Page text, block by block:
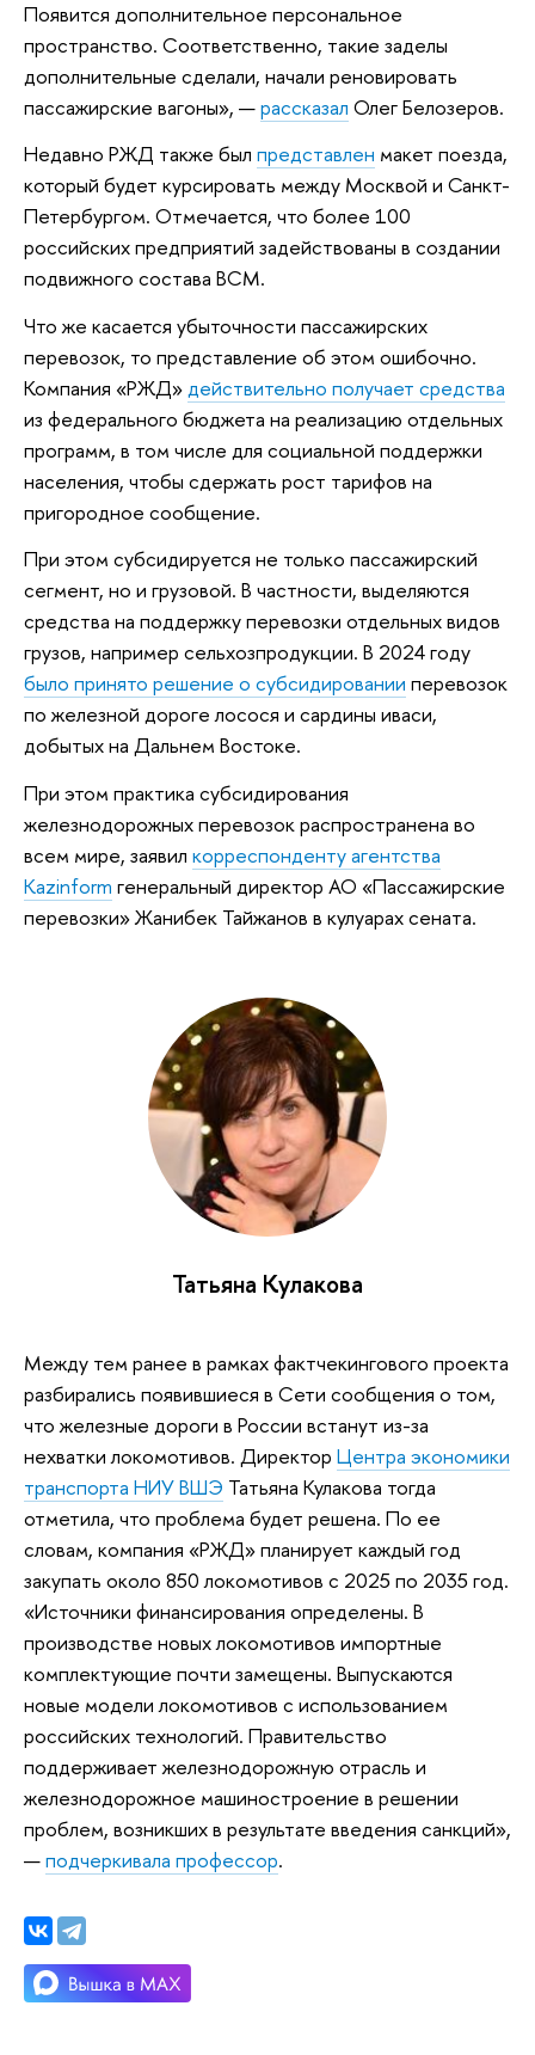
Появится дополнительное персональное
пространство. Соответственно, такие заделы
дополнительные сделали, начали реновировать
пассажирские вагоны», —рассказал Олег Белозеров.
Недавно РЖД также был представлен макет поезда,
который будет курсировать между Москвой и Санкт-
Петербургом. Отмечается, что более 100
российских предприятий задействованы в создании
подвижного состава ВСМ.
Что же касается убыточности пассажирских
перевозок, то представление об этом ошибочно.
Компания «РЖД»действительно получает средства
из федерального бюджета на реализацию отдельных
программ, в том числе для социальной поддержки
населения, чтобы сдержать рост тарифов на
пригородное сообщение.
При этом субсидируется не только пассажирский
сегмент, но и грузовой. В частности, выделяются
средства на поддержку перевозки отдельных видов
грузов, например сельхозпродукции. В 2024 году
было принято решение о субсидировании перевозок
по железной дороге лосося и сардины иваси,
добытых на Дальнем Востоке.
При этом практика субсидирования
железнодорожных перевозок распространена во
всем мире, заявил корреспонденту агентства
Kazinform генеральный директор АО «Пассажирские
перевозки» Жанибек Тайжанов в кулуарах сената.
Татьяна Кулакова
Между тем ранее в рамках фактчекингового проекта
разбирались появившиеся в Сети сообщения о том,
что железные дороги в России встанут из-за
нехватки локомотивов. Директор Центра экономики
транспорта НИУ ВШЭ Татьяна Кулакова тогда
отметила, что проблема будет решена. По ее
словам, компания «РЖД» планирует каждый год
закупать около 850 локомотивов с 2025 по 2035 год.
«Источники финансирования определены. В
производстве новых локомотивов импортные
комплектующие почти замещены. Выпускаются
новые модели локомотивов с использованием
российских технологий. Правительство
поддерживает железнодорожную отрасль и
железнодорожное машиностроение в решении
проблем, возникших в результате введения санкций»,
—подчеркивала профессор.